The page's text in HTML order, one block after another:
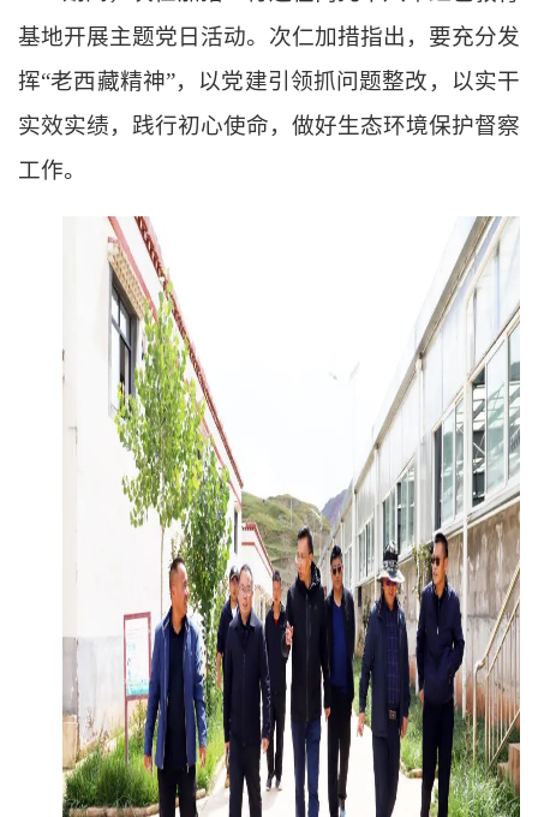
基地开展主题党日活动。次仁加措指出，要充分发
挥“老西藏精神”， 以党建引领抓问题整改，以实干
实效实绩，践行初心使命，做好生态环境保护督察
工作。